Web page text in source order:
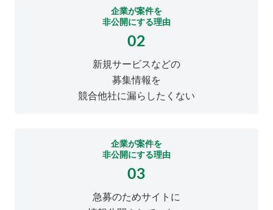
企業が案件を
非公開にする理由
02
新規サービスなどの
募集情報を
競合他社に漏らしたくない
企業が案件を
非公開にする理由
03
急募のためサイトに